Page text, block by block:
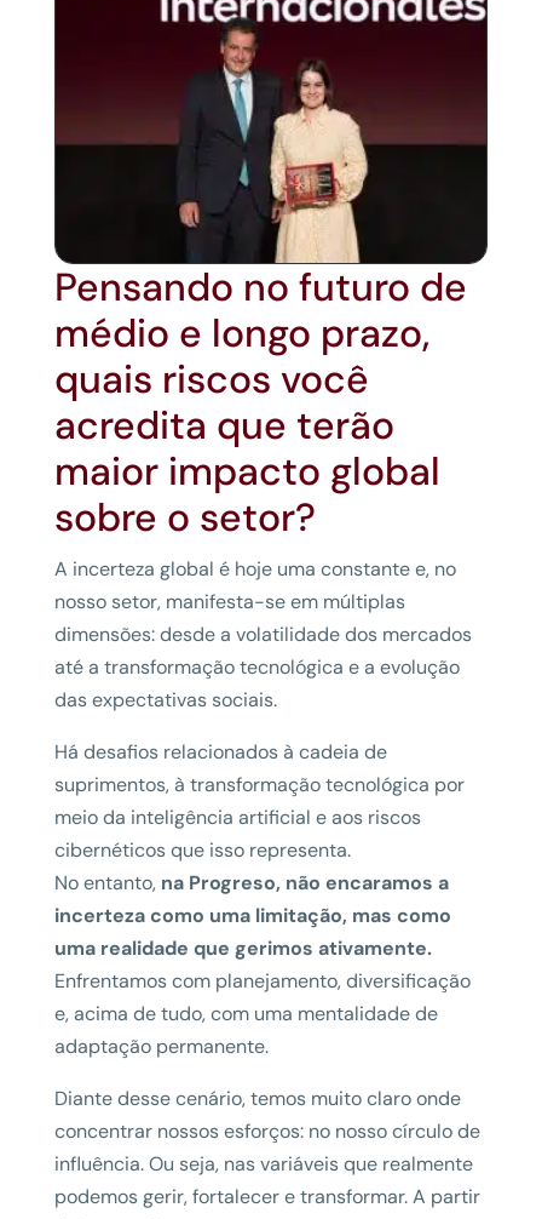
Pensando no futuro de
médio e longo prazo,
quais riscos você
acredita que terão
maior impacto global
sobre o setor?
A incerteza global é hoje uma constante e, no
nosso setor, manifesta-se em múltiplas
dimensões: desde a volatilidade dos mercados
até a transformação tecnológica e a evolução
das expectativas sociais.
Há desafios relacionados à cadeia de
suprimentos, à transformação tecnológica por
meio da inteligência artificial e aos riscos
cibernéticos que isso representa.
No entanto, na Progreso, não encaramos a
incerteza como uma limitação, mas como
uma realidade que gerimos ativamente.
Enfrentamos com planejamento, diversificação
e, acima de tudo, com uma mentalidade de
adaptação permanente.
Diante desse cenário, temos muito claro onde
concentrar nossos esforços: no nosso círculo de
influência. Ou seja, nas variáveis que realmente
podemos gerir, fortalecer e transformar. A partir